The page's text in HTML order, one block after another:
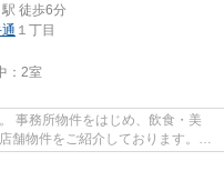
駅 徒歩6分
１丁目
： 2室
事務所物件をはじめ、飲食・美
舗物件をご紹介しております。